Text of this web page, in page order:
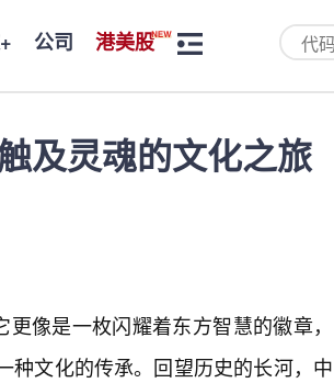
公司 港美股
及灵魂的文化之旅
像是一枚闪耀着东方智慧的徽章，
种文化的传承。回望历史的长河，中